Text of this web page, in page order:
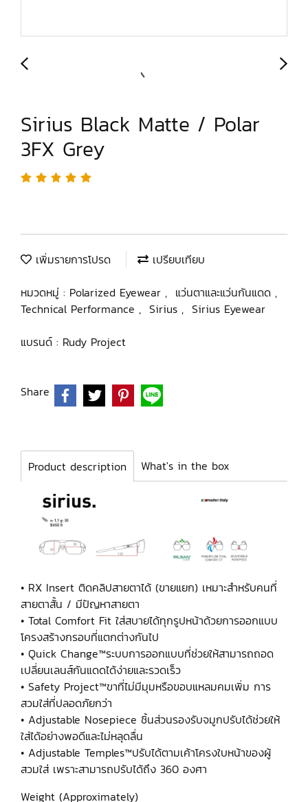
Sirius Black Matte / Polar
3FX Grey
เพิ่มรายการโปรด
เปรียบเทียบ
หมวดหมู่ : Polarized Eyewear , แว่นตาและแว่นกันแดด ,
Technical Performance , Sirius , Sirius Eyewear
แบรนด์ : Rudy Project
Share
Product description What's in the box
• RX Insert ติดคลิปสายตาได้ (ขายแยก) เหมาะสำหรับคนที่
สายตาสั้น / มีปัญหาสายตา
• Total Comfort Fit ใส่สบายได้ทุกรูปหน้าด้วยการออกแบบ
โครงสร้างกรอบที่แตกต่างกันไป
• Quick Change™ระบบการออกแบบที่ช่วยให้สามารถถอด
เปลี่ยนเลนส์กันแดดได้ง่ายและรวดเร็ว
• Safety Project™ขาที่ไม่มีมุมหรือขอบแหลมคมเพิ่ม การ
สวมใส่ที่ปลอดภัยกว่า
• Adjustable Nosepiece ชิ้นส่วนรองรับจมูกปรับได้ช่วยให้
ใส่ได้อย่างพอดีและไม่หลุดลื่น
• Adjustable Temples™ปรับได้ตามเค้าโครงใบหน้าของผู้
สวมใส่ เพราะสามารถปรับได้ถึง 360 องศา
Weight (Approximately)